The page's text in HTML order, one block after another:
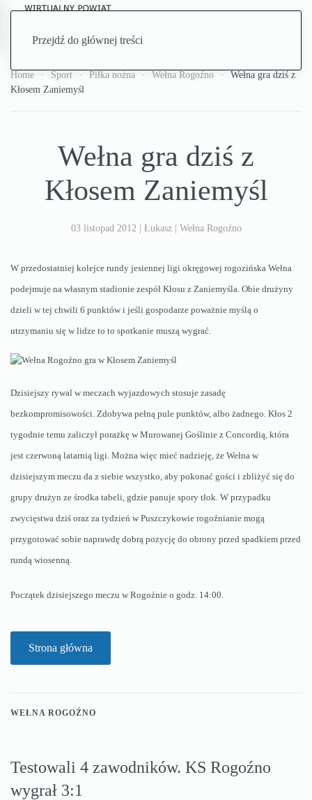
Przejdź do głównej treści
Home Sport Piłka nożna Wełna Rogoźno
Wełna gra dziś z
Kłosem Zaniemyśl
Wełna gra dziś z
Kłosem Zaniemyśl
03 listopad 2012| Łukasz | Wełna Rogoźno
W przedostatniej kolejce rundy jesiennej ligi okręgowej rogozińska Wełna
podejmuje na własnym stadionie zespół Kłosu z Zaniemyśla. Obie drużyny
dzieli w tej chwili 6 punktów i jeśli gospodarze poważnie myślą o
utrzymaniu się w lidze to to spotkanie muszą wygrać.
Dzisiejszy rywal w meczach wyjazdowych stosuje zasadę
bezkompromisowości. Zdobywa pełną pule punktów, albo żadnego. Kłos 2
tygodnie temu zaliczył porażkę w Murowanej Goślinie z Concordią, która
jest czerwoną latarnią ligi. Można więc mieć nadzieję, że Wełna w
dzisiejszym meczu da z siebie wszystko, aby pokonać gości i zbliżyć się do
grupy drużyn ze środka tabeli, gdzie panuje spory tłok. W przypadku
zwycięstwa dziś oraz za tydzień w Puszczykowie rogoźnianie mogą
przygotować sobie naprawdę dobrą pozycję do obrony przed spadkiem przed
rundą wiosenną.
Początek dzisiejszego meczu w Rogoźnie o godz. 14:00.
Strona główna
WEŁNA ROGOŹNO
Testowali 4 zawodników. KS Rogoźno
wygrał 3:1